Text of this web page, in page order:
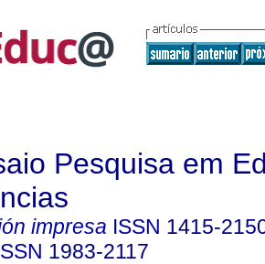
Pesquisa em
impresa ISSN 1415-
1983-2117